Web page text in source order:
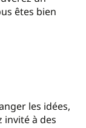
êtes bien
les idées,
invité à des